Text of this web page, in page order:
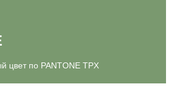
цвет по PANTONE TPX